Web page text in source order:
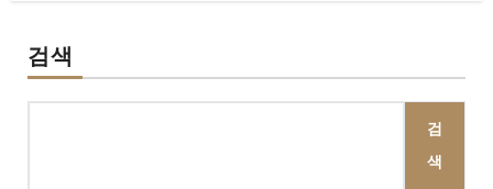
검색
검
색